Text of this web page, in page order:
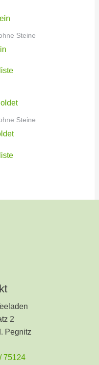
Steine
Steine
2
Pegnitz
75124